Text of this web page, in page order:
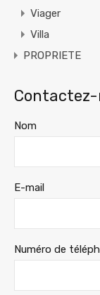
Viager
Villa
PROPRIETE
Nom
E-mail
Numéro de